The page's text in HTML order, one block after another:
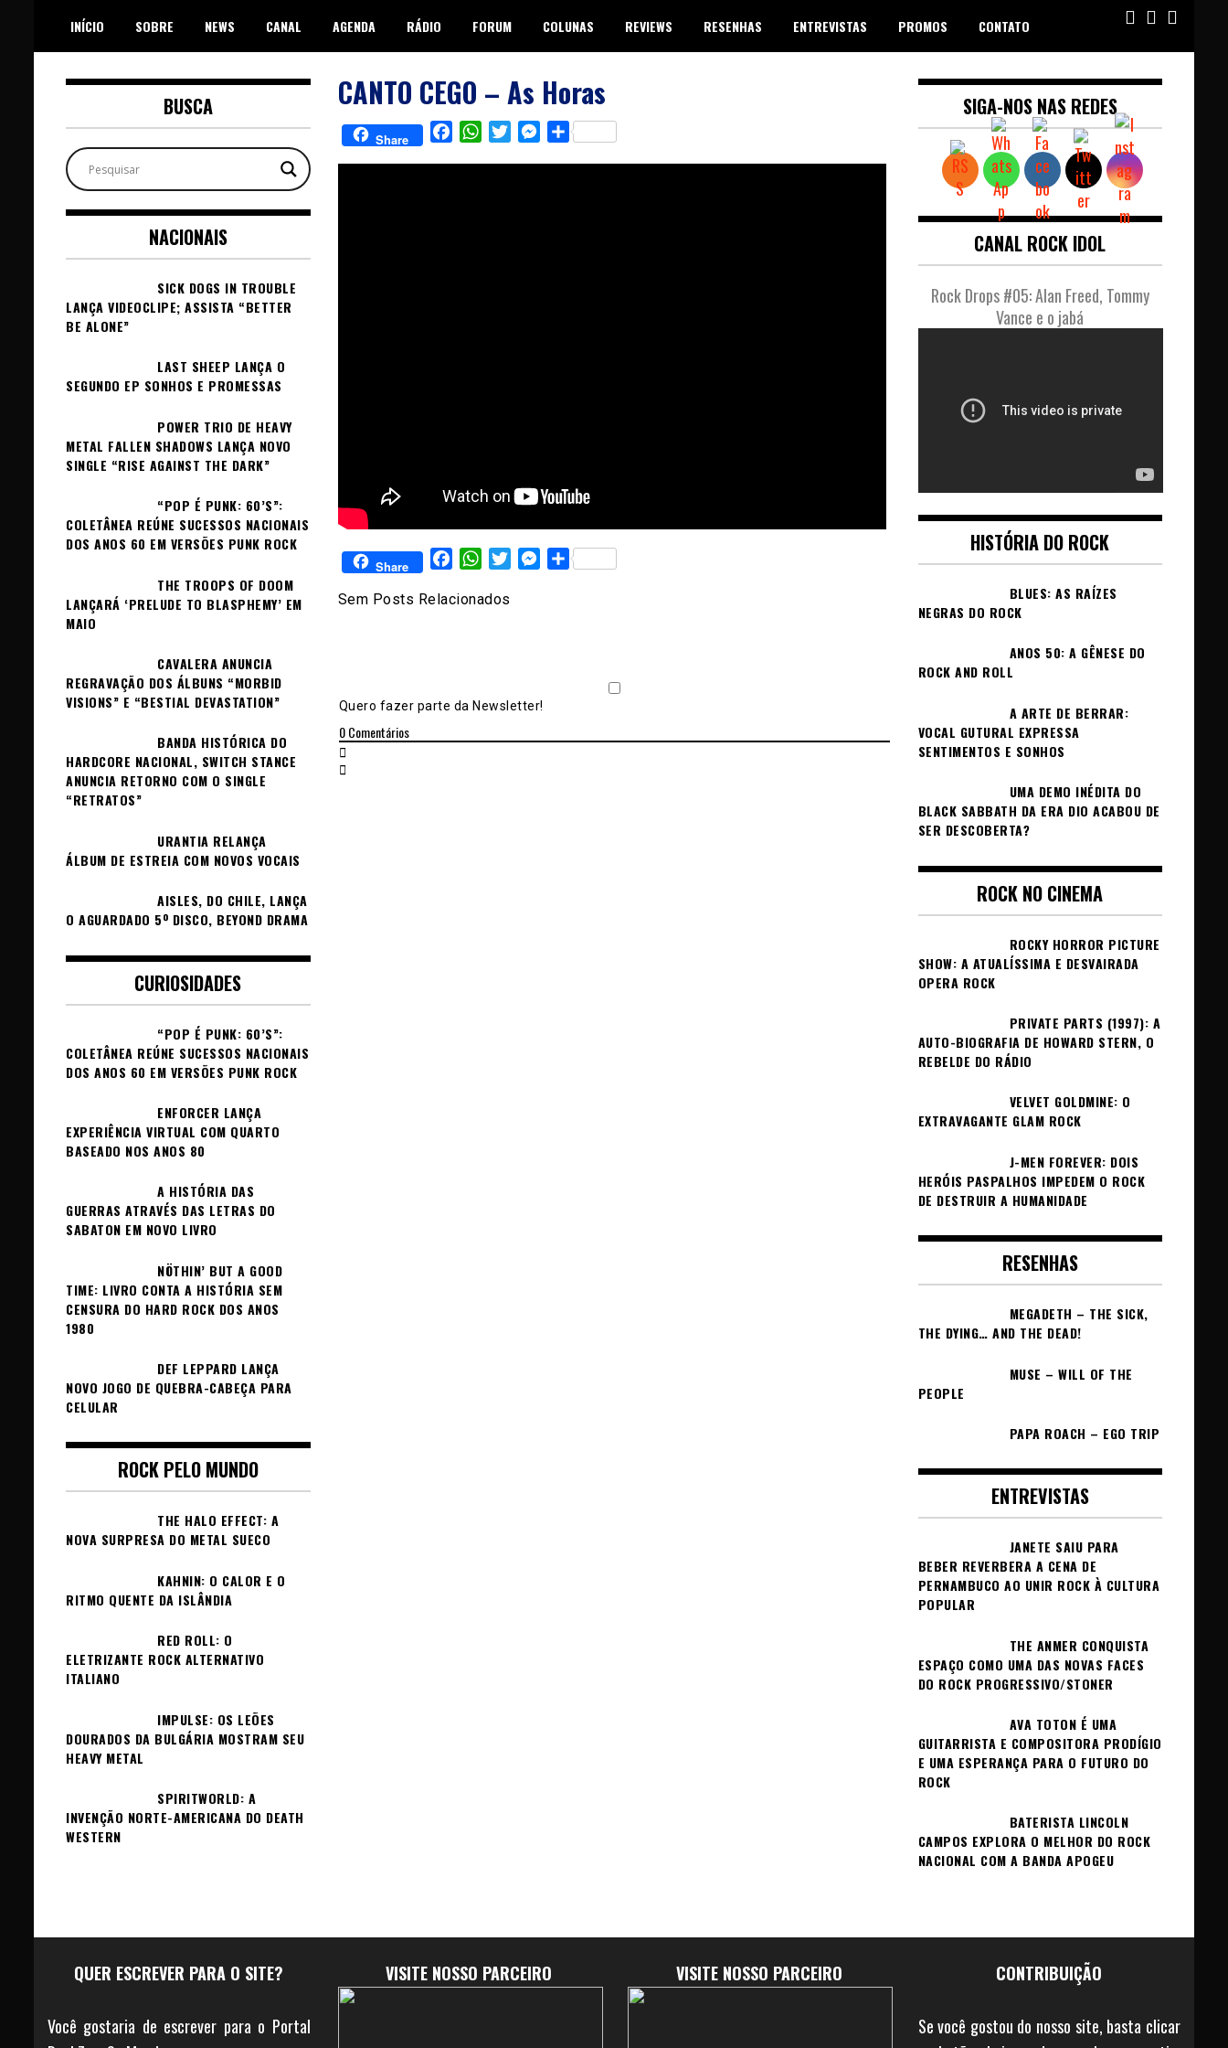
content
INÍCIO SOBRE NEWS CANAL AGENDA RÁDIO FORUM COLUNAS REVIEWS RESENHAS ENTREVISTAS PROMOS CONTATO
CANTO CEGO – As Horas
Share FacebookWhatsAppTwitterMessenger
Share
Share FacebookWhatsAppTwitterMessenger
Share
Sem Posts Relacionados
Quero fazer parte da Newsletter!
0Comentários
BUSCA
NACIONAIS
SICK DOGS IN TROUBLE
LANÇA VIDEOCLIPE; ASSISTA “BETTER
BE ALONE”
LAST SHEEP LANÇA O
SEGUNDO EP SONHOS E PROMESSAS
POWER TRIO DE HEAVY
METAL FALLEN SHADOWS LANÇA NOVO
SINGLE “RISE AGAINST THE DARK”
“POP É PUNK: 60’S”:
COLETÂNEA REÚNE SUCESSOS NACIONAIS
DOS ANOS 60 EM VERSÕES PUNK ROCK
THE TROOPS OF DOOM
LANÇARÁ ‘PRELUDE TO BLASPHEMY’ EM
MAIO
CAVALERA ANUNCIA
REGRAVAÇÃO DOS ÁLBUNS “MORBID
VISIONS” E “BESTIAL DEVASTATION”
BANDA HISTÓRICA DO
HARDCORE NACIONAL, SWITCH STANCE
ANUNCIA RETORNO COM O SINGLE
“RETRATOS”
URANTIA RELANÇA
ÁLBUM DE ESTREIA COM NOVOS VOCAIS
AISLES, DO CHILE, LANÇA
O AGUARDADO 5º DISCO, BEYOND DRAMA
CURIOSIDADES
“POP É PUNK: 60’S”:
COLETÂNEA REÚNE SUCESSOS NACIONAIS
DOS ANOS 60 EM VERSÕES PUNK ROCK
ENFORCER LANÇA
EXPERIÊNCIA VIRTUAL COM QUARTO
BASEADO NOS ANOS 80
A HISTÓRIA DAS
GUERRAS ATRAVÉS DAS LETRAS DO
SABATON EM NOVO LIVRO
NÖTHIN’ BUT A GOOD
TIME: LIVRO CONTA A HISTÓRIA SEM
CENSURA DO HARD ROCK DOS ANOS
1980
DEF LEPPARD LANÇA
NOVO JOGO DE QUEBRA-CABEÇA PARA
CELULAR
ROCK PELO MUNDO
THE HALO EFFECT: A
NOVA SURPRESA DO METAL SUECO
KAHNIN: O CALOR E O
RITMO QUENTE DA ISLÂNDIA
RED ROLL: O
ELETRIZANTE ROCK ALTERNATIVO
ITALIANO
IMPULSE: OS LEÕES
DOURADOS DA BULGÁRIA MOSTRAM SEU
HEAVY METAL
SPIRITWORLD: A
INVENÇÃO NORTE-AMERICANA DO DEATH
WESTERN
SIGA-NOS NAS REDES
CANAL ROCK IDOL
Rock Drops #05: Alan Freed, Tommy
Vance e o jabá
HISTÓRIA DO ROCK
BLUES: AS RAÍZES
NEGRAS DO ROCK
ANOS 50: A GÊNESE DO
ROCK AND ROLL
A ARTE DE BERRAR:
VOCAL GUTURAL EXPRESSA
SENTIMENTOS E SONHOS
UMA DEMO INÉDITA DO
BLACK SABBATH DA ERA DIO ACABOU DE
SER DESCOBERTA?
ROCK NO CINEMA
ROCKY HORROR PICTURE
SHOW: A ATUALÍSSIMA E DESVAIRADA
OPERA ROCK
PRIVATE PARTS (1997): A
AUTO-BIOGRAFIA DE HOWARD STERN, O
REBELDE DO RÁDIO
VELVET GOLDMINE: O
EXTRAVAGANTE GLAM ROCK
J-MEN FOREVER: DOIS
HERÓIS PASPALHOS IMPEDEM O ROCK
DE DESTRUIR A HUMANIDADE
RESENHAS
MEGADETH – THE SICK,
THE DYING… AND THE DEAD!
MUSE – WILL OF THE
PEOPLE
PAPA ROACH – EGO TRIP
ENTREVISTAS
JANETE SAIU PARA
BEBER REVERBERA A CENA DE
PERNAMBUCO AO UNIR ROCK À CULTURA
POPULAR
THE ANMER CONQUISTA
ESPAÇO COMO UMA DAS NOVAS FACES
DO ROCK PROGRESSIVO/STONER
AVA TOTON É UMA
GUITARRISTA E COMPOSITORA PRODÍGIO
E UMA ESPERANÇA PARA O FUTURO DO
ROCK
BATERISTA LINCOLN
CAMPOS EXPLORA O MELHOR DO ROCK
NACIONAL COM A BANDA APOGEU
QUER ESCREVER PARA O SITE?
Você gostaria de escrever para o Portal
VISITE NOSSO PARCEIRO VISITE NOSSO PARCEIRO CONTRIBUIÇÃO
Se você gostou do nosso site, basta clicar